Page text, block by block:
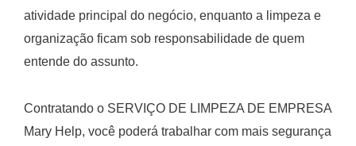
atividade principal do negócio, enquanto a limpeza e
organização ficam sob responsabilidade de quem
entende do assunto.
Contratando o SERVIÇO DE LIMPEZA DE EMPRESA
Mary Help, você poderá trabalhar com mais segurança